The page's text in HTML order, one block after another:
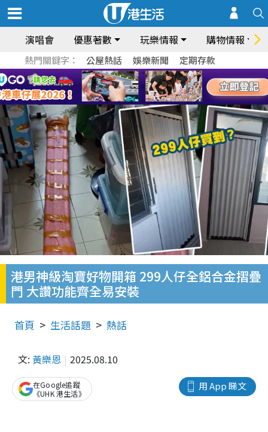
演唱會 優惠著數 玩樂情報 購物情報
熱門關鍵字： 公屋熱話 娛樂新聞 定期存款
港男神級淘寶好物開箱 299人仔全鋁合金摺疊
門 大讚功能齊全易安裝
首頁 生活話題 熱話
文: 黃樂恩 2025.08.10
用 App 睇文
在Google追蹤
《UHK 港生活》